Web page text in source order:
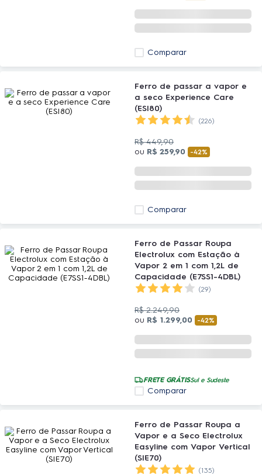
Comparar
Ferro de passar a vapor e
a seco Experience Care
(ESI80)
(226)
R$ 449,90
ou R$ 259,90 -42%
Comparar
Ferro de Passar Roupa
Electrolux com Estação à
Vapor 2 em 1 com 1,2L de
Capacidade (E7SS1-4DBL)
(29)
R$ 2.249,90
ou R$ 1.299,00 -42%
FRETE GRÁTISSul e Sudeste
Comparar
Ferro de Passar Roupa a
Vapor e a Seco Electrolux
Easyline com Vapor Vertical
(SIE70)
(135)